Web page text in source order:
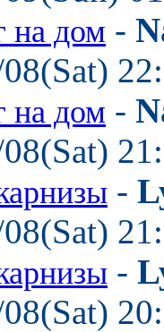
на дом -
на дом -
-
-